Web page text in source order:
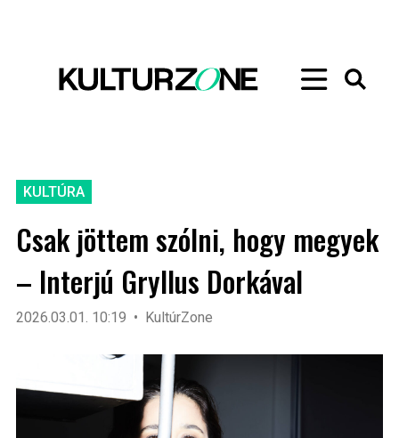
KULTÚRA
Csak jöttem szólni, hogy megyek
– Interjú Gryllus Dorkával
2026.03.01. 10:19 KultúrZone